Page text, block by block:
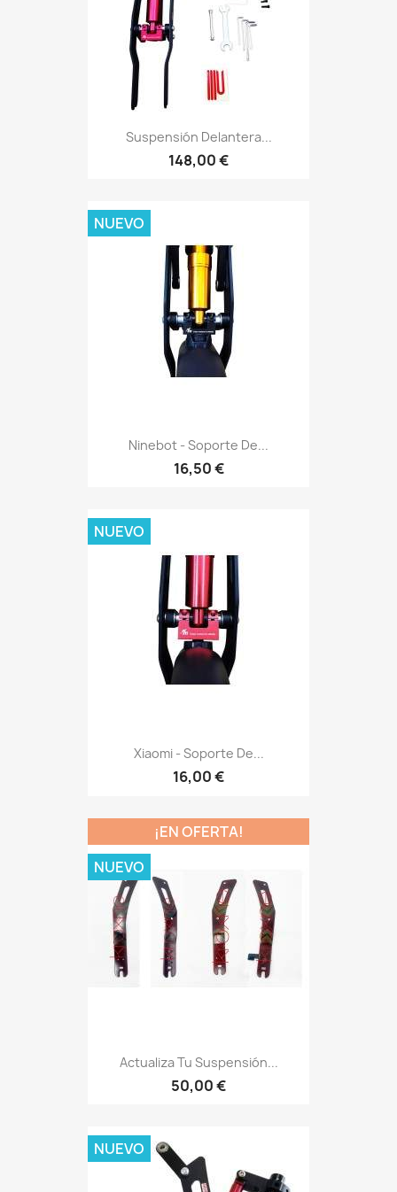
Suspensión Delantera...
148,00 €
Ninebot - Soporte De...
16,50 €
NUEVO
Xiaomi - Soporte De...
16,00 €
NUEVO
Actualiza Tu Suspensión...
50,00 €
¡EN OFERTA!
NUEVO
NUEVO